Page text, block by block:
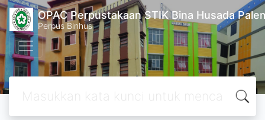
OPAC Perpustakaan STIK Bina Husada
Perpus Binhus